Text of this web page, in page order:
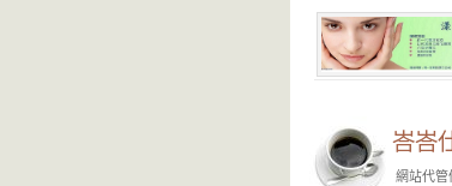
峇峇
網站代管